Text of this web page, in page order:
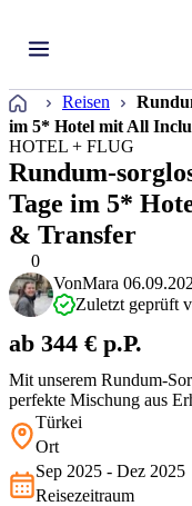
Startseite
Reisen
im 5* Hotel mit All
0
HOTEL + FLUG
Rundum-
Tage im 5*
& Transfer
Mit unserem Rundum-
perfekte Mischung aus
Inn Resort & Spa. Nur
moderne
Inclusive-Verpflegun…
VonMara
Zuletzt geprüft
ab 344 € p.P.
Türkei
Ort
Sep 2025 - Dez 2025
Reisezeitraum